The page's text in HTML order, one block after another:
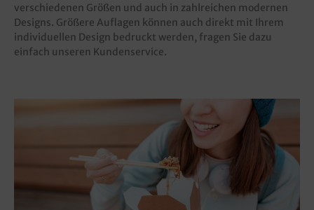
verschiedenen Größen und auch in zahlreichen modernen
Designs. Größere Auflagen können auch direkt mit Ihrem
individuellen Design bedruckt werden, fragen Sie dazu
einfach unseren Kundenservice.